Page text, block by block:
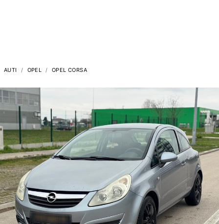
AUTI OPEL OPEL CORSA